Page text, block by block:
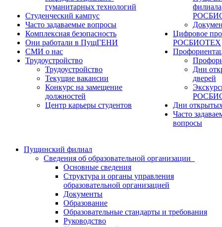
гуманитарных технологий
Студенческий кампус
Часто задаваемые вопросы
Комплексная безопасность
Они работали в ПущГЕНИ
СМИ о нас
Трудоустройство
Трудоустройство
Текущие вакансии
Конкурс на замещение
должностей
Центр карьеры студентов
филиала
Цифровое
РОСБИОТЕХ
Дни
дверей
Дни
Часто
вопросы
Пущинский филиал
Сведения об образовательной организации
Основные сведения
Структура и органы управления
образовательной организацией
Документы
Образование
Образовательные стандарты и требования
Руководство